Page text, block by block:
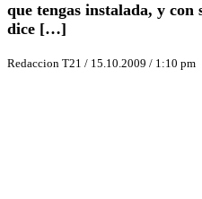
que tengas instalada, y
dice […]
Redaccion T21 / 15.10.2009 / 1:10 pm